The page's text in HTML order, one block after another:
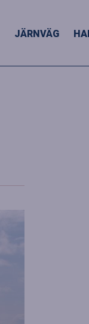
JÄRNVÄG